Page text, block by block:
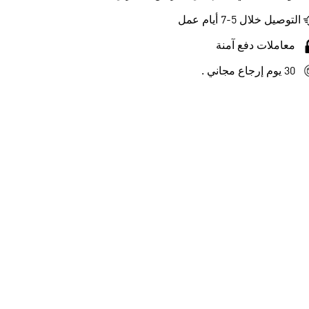
التوصيل خلال 5-7 أيام عمل
معاملات دفع آمنة
30 يوم إرجاع مجاني .